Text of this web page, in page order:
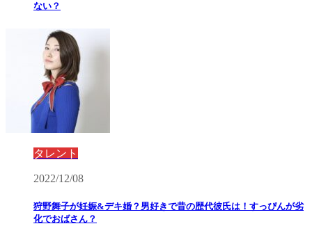
ない？
タレント
2022/12/08
狩野舞子が妊娠&デキ婚？男好きで昔の歴代彼氏は！すっぴんが劣
化でおばさん？